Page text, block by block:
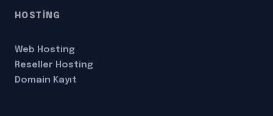
HOSTİNG
Web Hosting
Reseller Hosting
Domain Kayıt